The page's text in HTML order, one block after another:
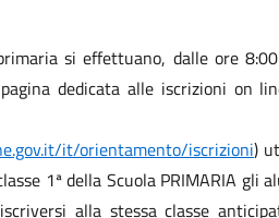
si effettuano, dalle ore
dedicata alle iscrizioni on
it/orientamento/iscrizioni)
1ª della Scuola PRIMARIA gli
alla stessa classe